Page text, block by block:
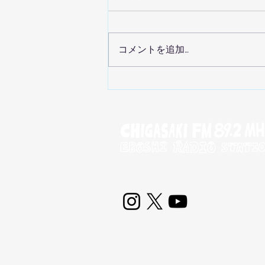
コメントを追加…